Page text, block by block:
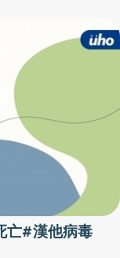
動物飼料也應妥為處
急性腎衰竭等疑似症
威脅！
以免養鼠為患。個案
染個案為北部從事環
現發燒、肌肉關節
漢他病毒出血熱，所
似症狀。衛生單位於
加強民眾環境衛生及
。市場、夜市工作
每年約有0～2例零
血熱確定病例，其中
。漢他病毒出血熱是
由人傳人感染。在
人一旦吸入或接觸
亡#漢他病毒